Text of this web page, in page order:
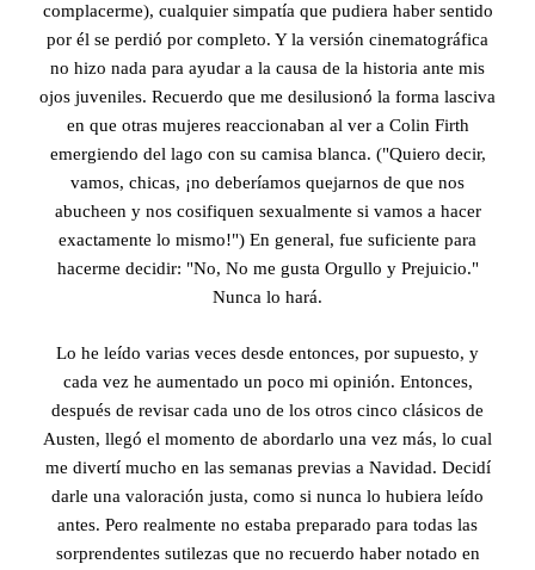
complacerme), cualquier simpatía que pudiera haber sentido
por él se perdió por completo. Y la versión cinematográfica
no hizo nada para ayudar a la causa de la historia ante mis
ojos juveniles. Recuerdo que me desilusionó la forma lasciva
en que otras mujeres reaccionaban al ver a Colin Firth
emergiendo del lago con su camisa blanca. ("Quiero decir,
vamos, chicas, ¡no deberíamos quejarnos de que nos
abucheen y nos cosifiquen sexualmente si vamos a hacer
exactamente lo mismo!") En general, fue suficiente para
hacerme decidir: "No, No me gusta Orgullo y Prejuicio."
Nunca lo hará.
Lo he leído varias veces desde entonces, por supuesto, y
cada vez he aumentado un poco mi opinión. Entonces,
después de revisar cada uno de los otros cinco clásicos de
Austen, llegó el momento de abordarlo una vez más, lo cual
me divertí mucho en las semanas previas a Navidad. Decidí
darle una valoración justa, como si nunca lo hubiera leído
antes. Pero realmente no estaba preparado para todas las
sorprendentes sutilezas que no recuerdo haber notado en